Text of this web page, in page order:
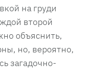
на груди
второй
объяснить,
но, вероятно,
загадочно-